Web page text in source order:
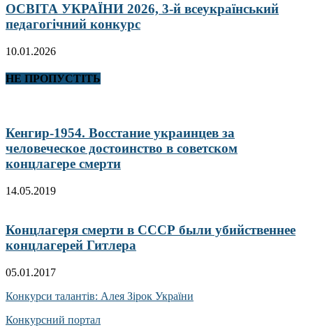
ОСВІТА УКРАЇНИ 2026, 3-й всеукраїнський
педагогічний конкурс
10.01.2026
НЕ ПРОПУСТІТЬ
Кенгир-1954. Восстание украинцев за
человеческое достоинство в советском
концлагере смерти
14.05.2019
Концлагеря смерти в СССР были убийственнее
концлагерей Гитлера
05.01.2017
Конкурси талантів: Алея Зірок України
Конкурсний портал